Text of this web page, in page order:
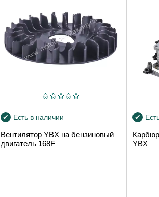
Есть в наличии
Вентилятор YBX на бензиновый
двигатель 168F
YBX